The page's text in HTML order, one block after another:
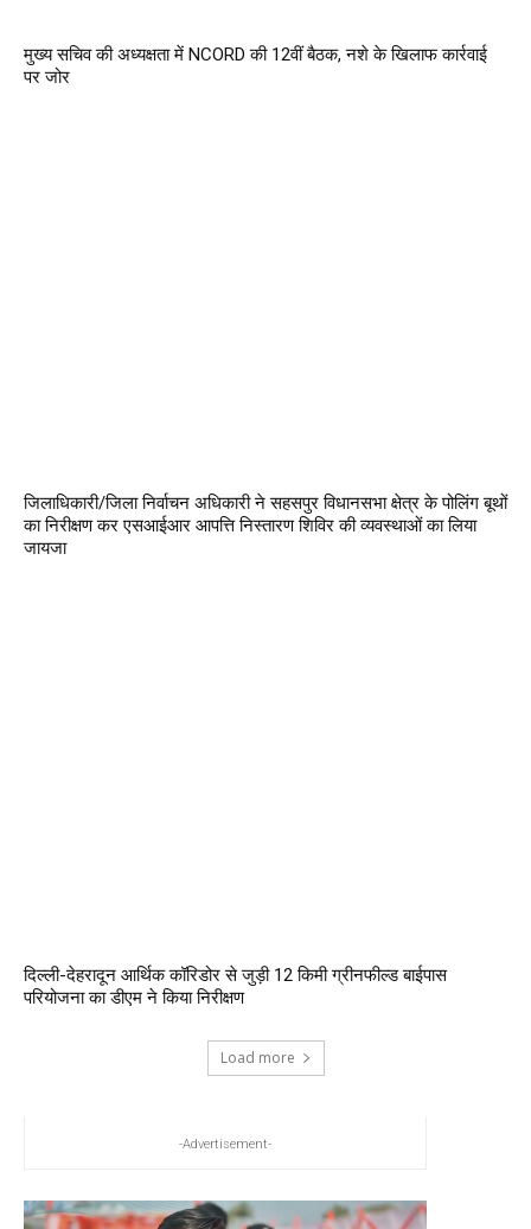
मुख्य सचिव की अध्यक्षता में NCORD की 12वीं बैठक, नशे के खिलाफ कार्रवाई
पर जोर
जिलाधिकारी/जिला निर्वाचन अधिकारी ने सहसपुर विधानसभा क्षेत्र के पोलिंग बूथों
का निरीक्षण कर एसआईआर आपत्ति निस्तारण शिविर की व्यवस्थाओं का लिया
जायजा
दिल्ली-देहरादून आर्थिक कॉरिडोर से जुड़ी 12 किमी ग्रीनफील्ड बाईपास
परियोजना का डीएम ने किया निरीक्षण
Load more
-Advertisement-